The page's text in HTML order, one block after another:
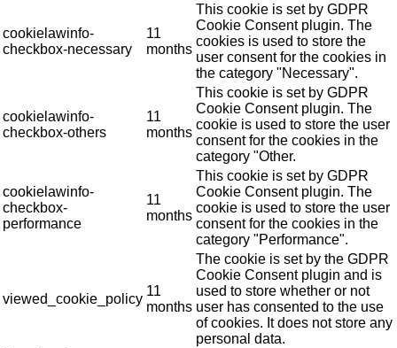
cookielawinfo-
checkbox-necessary
11
months
This cookie is set by GDPR
Cookie Consent plugin. The
cookies is used to store the
user consent for the cookies in
the category "Necessary".
cookielawinfo-
checkbox-others
11
months
This cookie is set by GDPR
Cookie Consent plugin. The
cookie is used to store the user
consent for the cookies in the
category "Other.
cookielawinfo-
checkbox-
performance
11
months
This cookie is set by GDPR
Cookie Consent plugin. The
cookie is used to store the user
consent for the cookies in the
category "Performance".
viewed_cookie_policy
11
months
The cookie is set by the GDPR
Cookie Consent plugin and is
used to store whether or not
user has consented to the use
of cookies. It does not store any
personal data.